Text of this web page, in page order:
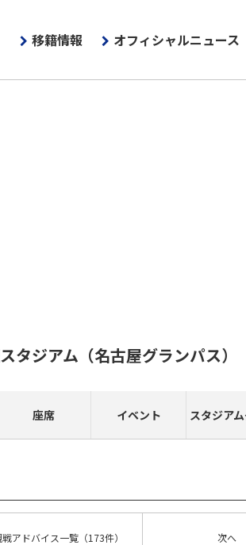
移籍情報 オフィシャルニュース
タジアム （名古屋グランパス）
座席 イベント スタジア
戦アドバイス一覧（173件） 次へ